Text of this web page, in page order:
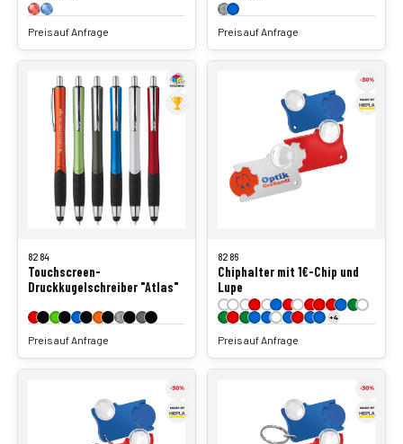
Preis auf Anfrage Preis auf Anfrage
8284
Touchscreen-
Druckkugelschreiber "Atlas"
Preis auf Anfrage
8286
Chiphalter mit 1€-Chip und
Lupe
+4
Preis auf Anfrage